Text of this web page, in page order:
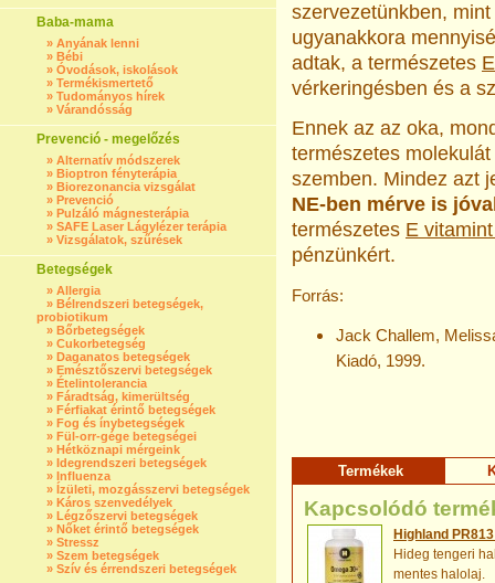
Baba-mama
» Anyának lenni
» Bébi
» Óvodások, iskolások
» Termékismertető
» Tudományos hírek
» Várandósság
Prevenció - megelőzés
» Alternatív módszerek
» Bioptron fényterápia
» Biorezonancia vizsgálat
» Prevenció
» Pulzáló mágnesterápia
» SAFE Laser Lágylézer terápia
» Vizsgálatok, szűrések
Betegségek
» Allergia
» Bélrendszeri betegségek,
probiotikum
» Bőrbetegségek
» Cukorbetegség
» Daganatos betegségek
» Emésztőszervi betegségek
» Ételintolerancia
» Fáradtság, kimerültség
» Férfiakat érintő betegségek
» Fog és ínybetegségek
» Fül-orr-gége betegségei
» Hétköznapi mérgeink
» Idegrendszeri betegségek
» Influenza
» Ízületi, mozgásszervi betegségek
» Káros szenvedélyek
» Légzőszervi betegségek
» Nőket érintő betegségek
» Stressz
» Szem betegségek
» Szív és érrendszeri betegségek
szervezetünkben,
ugyanakkora
adtak, a természetes
vérkeringésben és a
Ennek az az oka,
természetes
szemben. Mindez azt
NE-ben mérve is
természetes E
pénzünkért.
Forrás:
Jack Challem,
Kiadó, 1999.
Termékek
Kapcsolódó
Highland
Hideg tengeri
mentes halolaj.